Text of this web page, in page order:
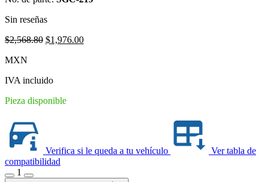
Sin reseñas
$2,568.80 Original
$1,976.00Current
MXN
IVA incluido
Pieza disponible
Verifica si le queda a tu vehículo
Ver tabla de
compatibilidad
1